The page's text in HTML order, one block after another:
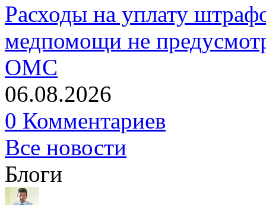
Расходы на уплату
медпомощи не
ОМС
06.08.2026
0 Комментариев
Все новости
Блоги